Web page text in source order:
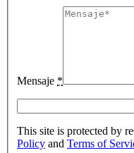
Mensaje *
This site is protected by
Policy and Terms of